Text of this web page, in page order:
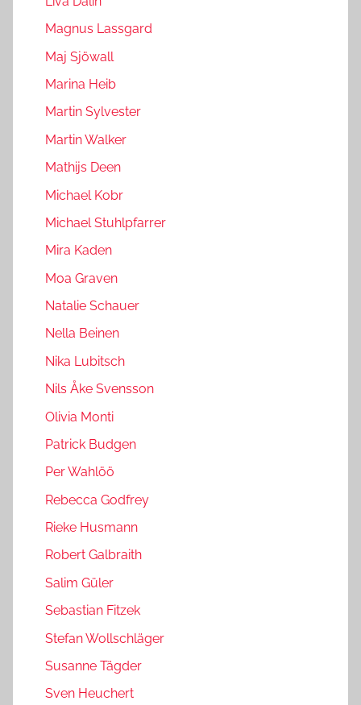
Magnus Lassgard
Maj Sjöwall
Marina Heib
Martin Sylvester
Martin Walker
Mathijs Deen
Michael Kobr
Michael Stuhlpfarrer
Mira Kaden
Moa Graven
Natalie Schauer
Nella Beinen
Nika Lubitsch
Nils Åke Svensson
Olivia Monti
Patrick Budgen
Per Wahlöö
Rebecca Godfrey
Rieke Husmann
Robert Galbraith
Salim Güler
Sebastian Fitzek
Stefan Wollschläger
Susanne Tägder
Sven Heuchert